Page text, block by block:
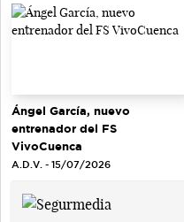
Ángel García, nuevo
entrenador del FS
VivoCuenca
A.D.V. - 15/07/2026